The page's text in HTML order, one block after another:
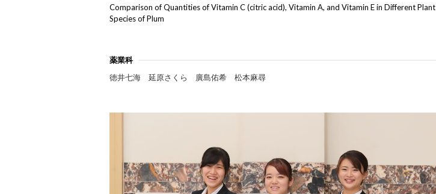
Comparison of Quantities of Vitamin C (citric acid), Vitamin A, and Vitamin E in Different Plant
Species of Plum
薬業科
徳井七海
延原さくら 廣島佑希 松本麻尋